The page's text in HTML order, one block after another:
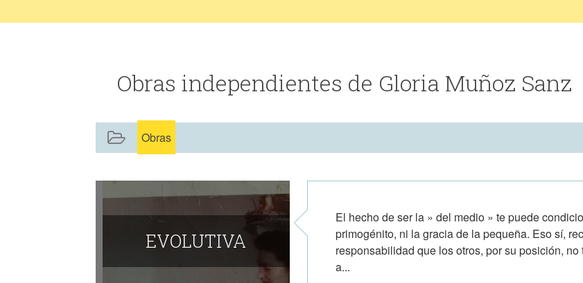
Obras independientes de Gloria Muñoz Sanz
Obras
​EVOLUTIVA
El hecho de ser la » del medio » te puede
primogénito, ni la gracia de la pequeña. Eso sí,
responsabilidad que los otros, por su posición,
a...